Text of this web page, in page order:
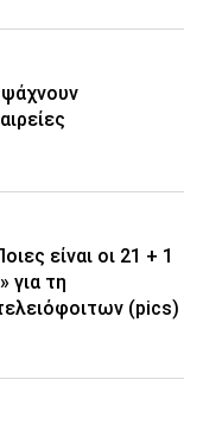
είναι οι 21 + 1
για τη
(pics)